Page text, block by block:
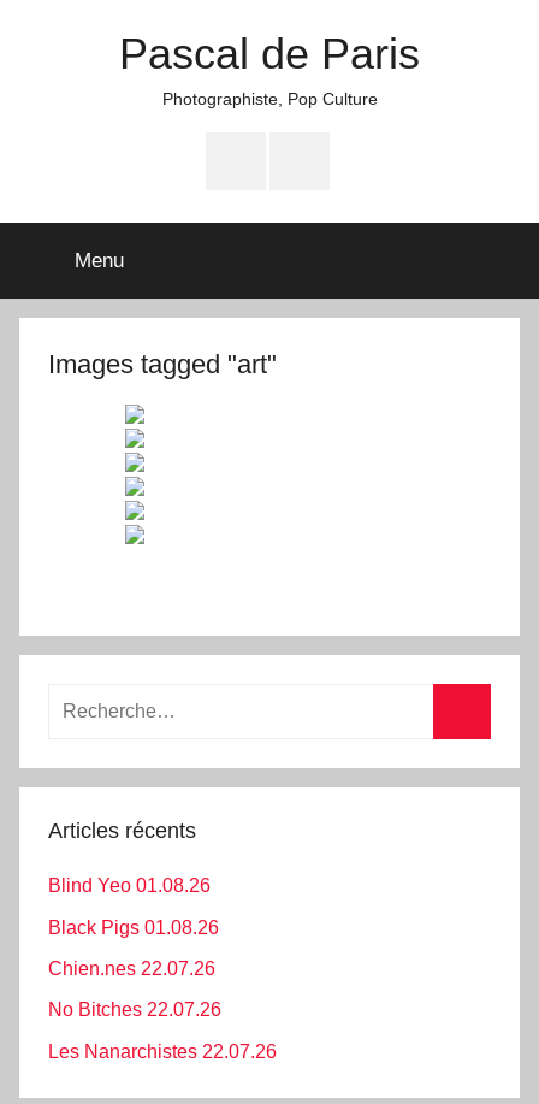
Pascal de Paris
Photographiste, Pop Culture
Menu
Images tagged "art"
Recherche
:
Articles récents
Blind Yeo 01.08.26
Black Pigs 01.08.26
Chien.nes 22.07.26
No Bitches 22.07.26
Les Nanarchistes 22.07.26